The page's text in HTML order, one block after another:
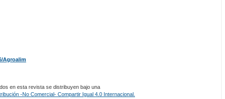
Agroalim
en esta revista se distribuyen bajo una
-No Comercial- Compartir Igual 4.0 Internacional.